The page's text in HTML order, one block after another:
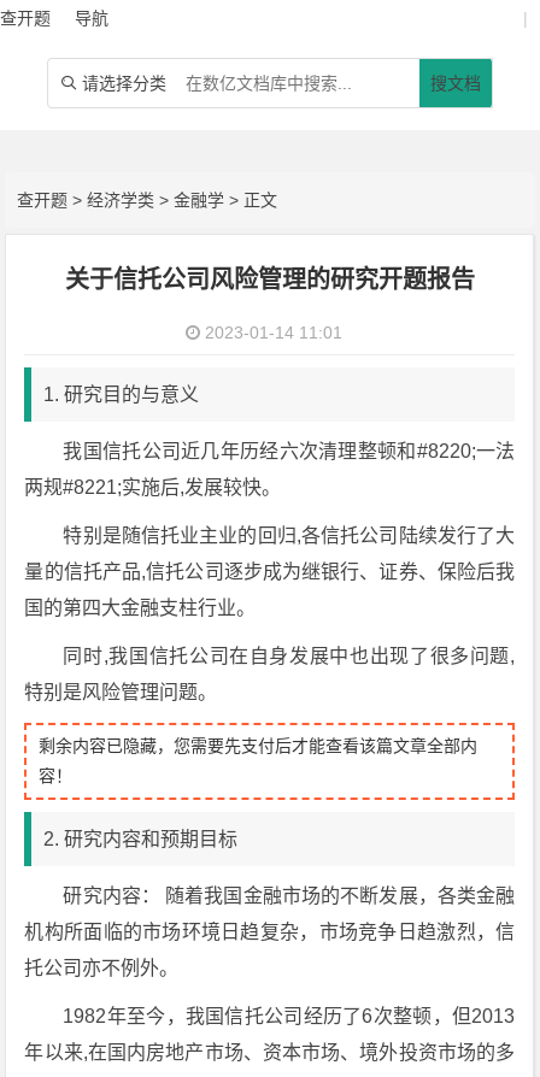
查开题 导航 |
 请选择分类 搜文档
查开题 >经济学类 >金融学 > 正文
关于信托公司风险管理的研究开题报告
2023-01-14 11:01
1. 研究目的与意义
我国信托公司近几年历经六次清理整顿和#8220;一法
两规#8221;实施后,发展较快。
特别是随信托业主业的回归,各信托公司陆续发行了大
量的信托产品,信托公司逐步成为继银行、证券、保险后我
国的第四大金融支柱行业。
同时,我国信托公司在自身发展中也出现了很多问题,
特别是风险管理问题。
剩余内容已隐藏，您需要先支付后才能查看该篇文章全部内
容！
2. 研究内容和预期目标
研究内容： 随着我国金融市场的不断发展，各类金融
机构所面临的市场环境日趋复杂，市场竞争日趋激烈，信
托公司亦不例外。
1982年至今，我国信托公司经历了6次整顿，但2013
年以来,在国内房地产市场、资本市场、境外投资市场的多